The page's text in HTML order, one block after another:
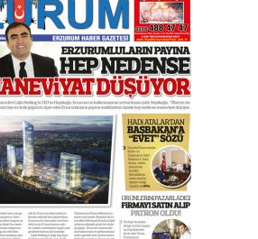
Dizginler kimin
Salı
Yılmaz
DEĞİL, BİR ÖMÜR
“NEDEN
ÜNİVERSİTESİ?”
2026 Salı
YAZICI
bir Alperen…
idi… Hakka yürüdü.!
Perşembe